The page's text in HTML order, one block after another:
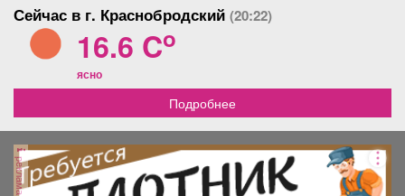
Сейчас в г. Краснобродский (20:22)
16.6 Co
ясно
Подробнее
реклама